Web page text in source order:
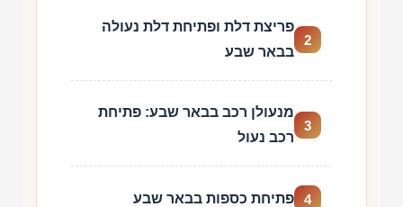
2
פריצת דלת ופתיחת דלת נעולה
בבאר שבע
3
מנעולן רכב בבאר שבע: פתיחת
רכב נעול
4 פתיחת כספות בבאר שבע